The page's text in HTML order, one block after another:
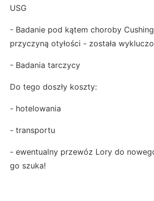
USG
- Badanie pod kątem choroby
przyczyną otyłości - została
- Badania tarczycy
Do tego doszły koszty:
- hotelowania
- transportu
- ewentualny przewóz Lory do
go szuka!